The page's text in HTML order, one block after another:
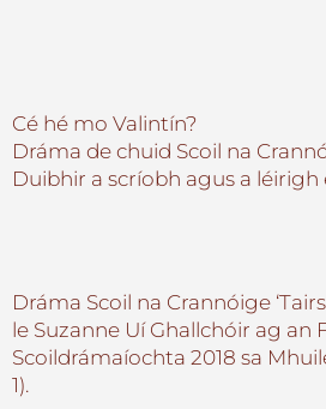
Cé hé mo Valintín?
Dráma de chuid Scoil na
Duibhir a scríobh agus a léirigh
Dráma Scoil na Crannóige
le Suzanne Uí Ghallchóir ag an
Scoildrámaíochta 2018 sa
1).